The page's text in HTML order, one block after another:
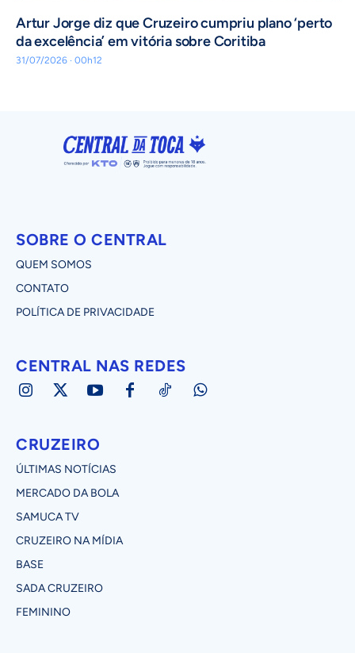
Artur Jorge diz que Cruzeiro cumpriu plano ‘perto
da excelência’ em vitória sobre Coritiba
31/07/2026 · 00h12
SOBRE O CENTRAL
QUEM SOMOS
CONTATO
POLÍTICA DE PRIVACIDADE
CENTRAL NAS REDES
CRUZEIRO
ÚLTIMAS NOTÍCIAS
MERCADO DA BOLA
SAMUCA TV
CRUZEIRO NA MÍDIA
BASE
SADA CRUZEIRO
FEMININO